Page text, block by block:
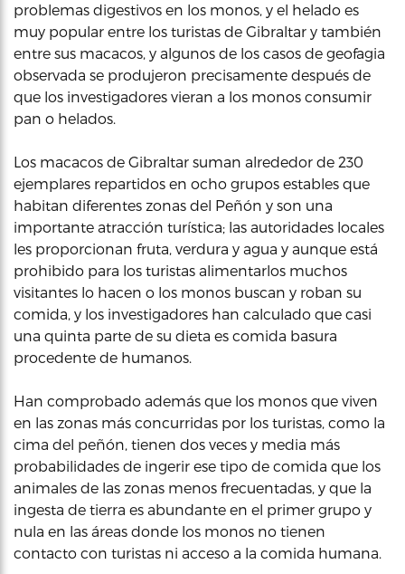
problemas digestivos en los monos, y el helado es
muy popular entre los turistas de Gibraltar y también
entre sus macacos, y algunos de los casos de geofagia
observada se produjeron precisamente después de
que los investigadores vieran a los monos consumir
pan o helados.
Los macacos de Gibraltar suman alrededor de 230
ejemplares repartidos en ocho grupos estables que
habitan diferentes zonas del Peñón y son una
importante atracción turística; las autoridades locales
les proporcionan fruta, verdura y agua y aunque está
prohibido para los turistas alimentarlos muchos
visitantes lo hacen o los monos buscan y roban su
comida, y los investigadores han calculado que casi
una quinta parte de su dieta es comida basura
procedente de humanos.
Han comprobado además que los monos que viven
en las zonas más concurridas por los turistas, como la
cima del peñón, tienen dos veces y media más
probabilidades de ingerir ese tipo de comida que los
animales de las zonas menos frecuentadas, y que la
ingesta de tierra es abundante en el primer grupo y
nula en las áreas donde los monos no tienen
contacto con turistas ni acceso a la comida humana.